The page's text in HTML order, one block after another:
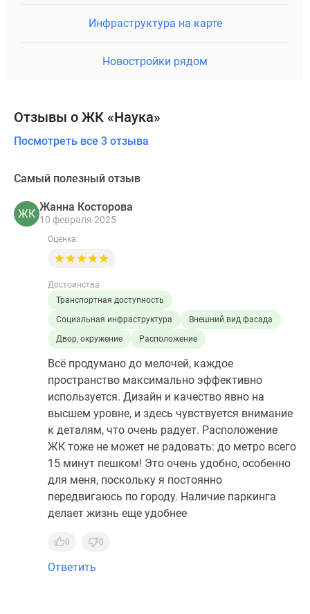
Инфраструктура на карте
Новостройки рядом
Отзывы о ЖК «Наука»
Посмотреть все 3 отзыва
Самый полезный отзыв
ЖК
Жанна Косторова
10 февраля 2025
Оценка:
Достоинства
Транспортная доступность
Социальная инфраструктура
Внешний вид фасада
Двор, окружение
Расположение
Всё продумано до мелочей, каждое
пространство максимально эффективно
используется. Дизайн и качество явно на
высшем уровне, и здесь чувствуется внимание
к деталям, что очень радует. Расположение
ЖК тоже не может не радовать: до метро всего
15 минут пешком! Это очень удобно, особенно
для меня, поскольку я постоянно
передвигаюсь по городу. Наличие паркинга
делает жизнь еще удобнее
0 0
Ответить